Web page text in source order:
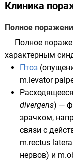
Клиника
Полное
Полное
характерным
Птоз
m.levator
Расходящееся
divergens) —
зрачком,
связи с
m.rectus
нервов) и